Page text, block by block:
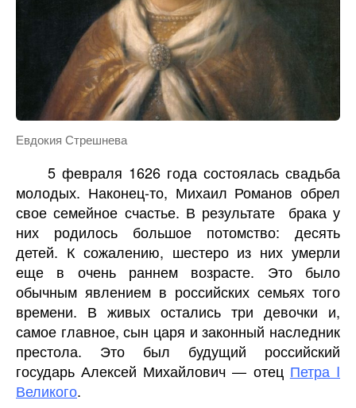
Евдокия Стрешнева
5 февраля 1626 года состоялась свадьба
молодых. Наконец-то, Михаил Романов обрел
свое семейное счастье. В результате
брака у
них родилось большое потомство: десять
детей. К сожалению, шестеро из них умерли
еще в очень раннем возрасте. Это было
обычным явлением в российских семьях того
времени. В живых остались три девочки и,
самое главное, сын царя и законный наследник
престола. Это был будущий российский
государь Алексей Михайлович — отец Петра I
Великого.